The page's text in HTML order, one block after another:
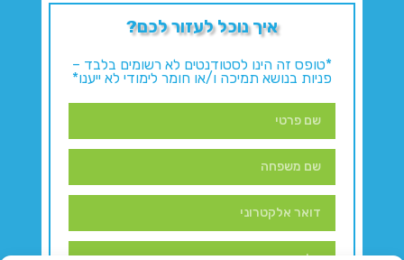
איך נוכל לעזור לכם?
*טופס זה הינו לסטודנטים לא רשומים בלבד –
פניות בנושא תמיכה ו/או חומר לימודי לא ייענו*